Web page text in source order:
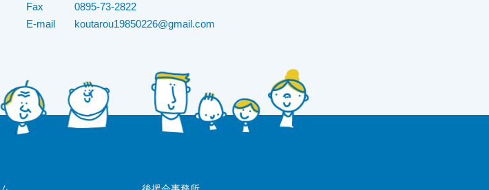
Fax
0895-73-2822
E-mail
koutarou19850226@gmail.com